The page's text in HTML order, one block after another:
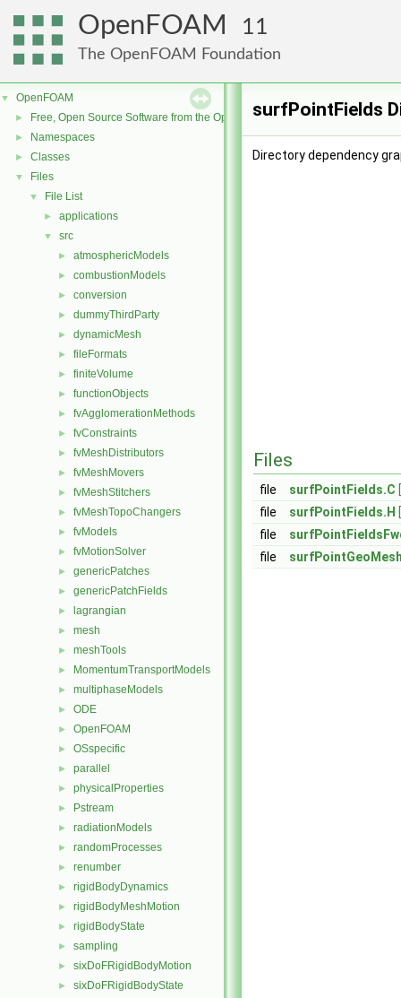
OpenFOAM 11
The OpenFOAM Foundation
▼ OpenFOAM
► Free, Open Source Software from the OpenFOAM Foundation
► Namespaces
► Classes
▼ Files
▼ File List
► applications
▼ src
► atmosphericModels
► combustionModels
► conversion
► dummyThirdParty
► dynamicMesh
► fileFormats
► finiteVolume
► functionObjects
► fvAgglomerationMethods
► fvConstraints
► fvMeshDistributors
► fvMeshMovers
► fvMeshStitchers
► fvMeshTopoChangers
► fvModels
► fvMotionSolver
► genericPatches
► genericPatchFields
► lagrangian
► mesh
► meshTools
► MomentumTransportModels
► multiphaseModels
► ODE
► OpenFOAM
► OSspecific
► parallel
► physicalProperties
► Pstream
► radiationModels
► randomProcesses
► renumber
► rigidBodyDynamics
► rigidBodyMeshMotion
► rigidBodyState
► sampling
► sixDoFRigidBodyMotion
► sixDoFRigidBodyState
surfPointFields
Directory dependency
Files
file surfPointFields.C
file
surfPointFields.H
file
file